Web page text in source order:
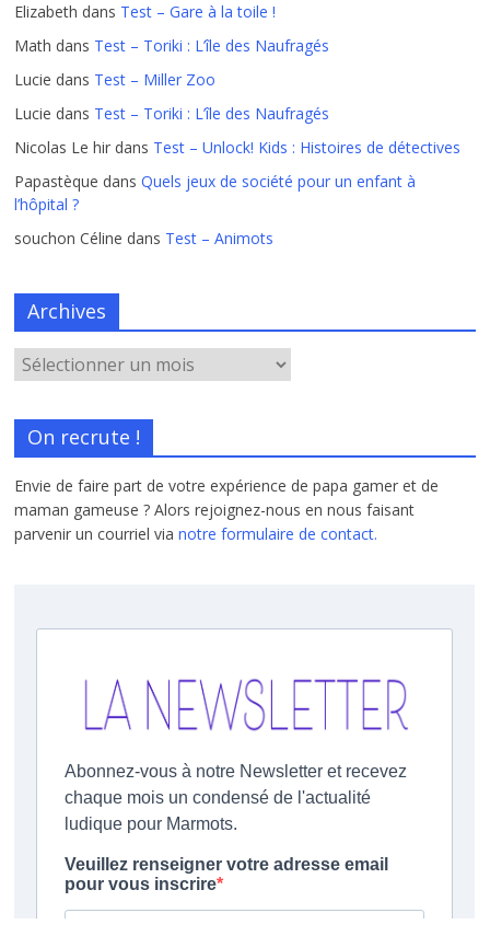
Elizabeth dans Test – Gare à la toile !
Math dans Test – Toriki : L’île des Naufragés
Lucie dans Test – Miller Zoo
Lucie dans Test – Toriki : L’île des Naufragés
Nicolas Le hir dans Test – Unlock! Kids : Histoires de détectives
Papastèque dansQuels jeux de société pour un enfant à
l’hôpital ?
souchon Céline dans Test – Animots
Archives
On recrute !
Envie de faire part de votre expérience de papa gamer et de
maman gameuse ? Alors rejoignez-nous en nous faisant
parvenir un courriel vianotre formulaire de contact.